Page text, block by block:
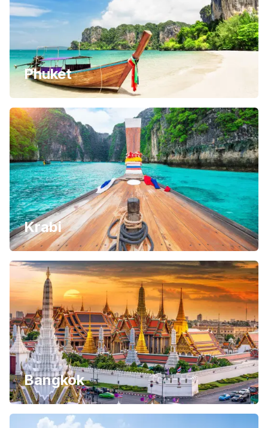
Phuket
Krabi
Bangkok